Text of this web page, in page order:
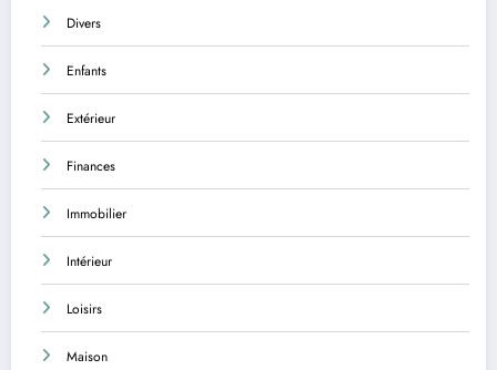
Divers
Enfants
Extérieur
Finances
Immobilier
Intérieur
Loisirs
Maison